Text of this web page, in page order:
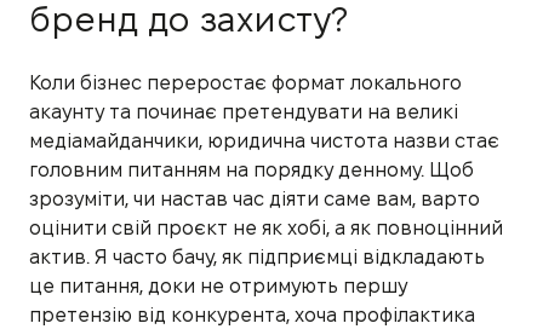
бренд до захисту?
Коли бізнес переростає формат локального
акаунту та починає претендувати на великі
медіамайданчики, юридична чистота назви стає
головним питанням на порядку денному. Щоб
зрозуміти, чи настав час діяти саме вам, варто
оцінити свій проєкт не як хобі, а як повноцінний
актив. Я часто бачу, як підприємці відкладають
це питання, доки не отримують першу
претензію від конкурента, хоча профілактика